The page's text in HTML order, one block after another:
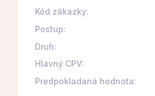
Kód zákazky:
Postup:
Druh:
Hlavný CPV:
Predpokladaná hodnota: